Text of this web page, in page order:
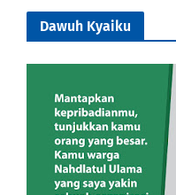
Dawuh Kyaiku